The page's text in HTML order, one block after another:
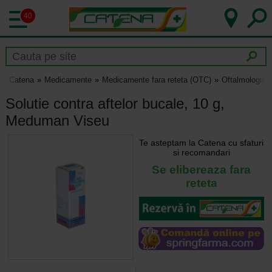
40
Catena Medicamente Medicamente fara reteta (OTC) Oftalmologie
Solutie contra aftelor bucale, 10 g,
Meduman Viseu
Te asteptam la Catena cu sfaturi
si recomandari
Se elibereaza fara
reteta